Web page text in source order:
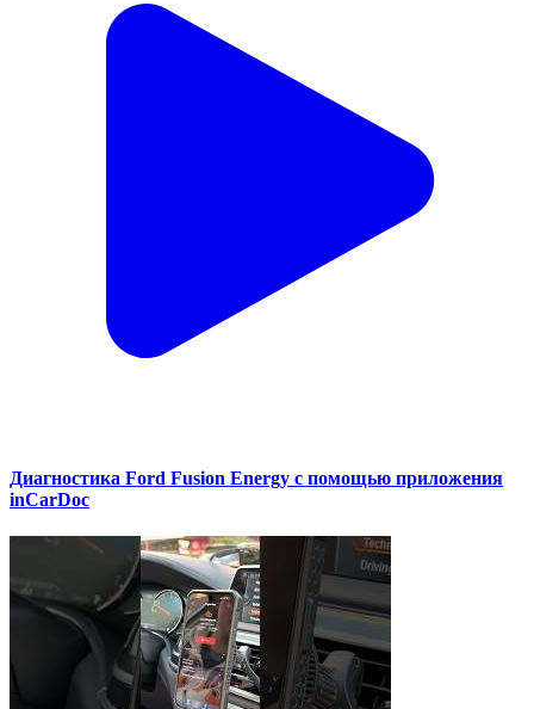
Диагностика Ford Fusion Energy с помощью приложения
inCarDoc